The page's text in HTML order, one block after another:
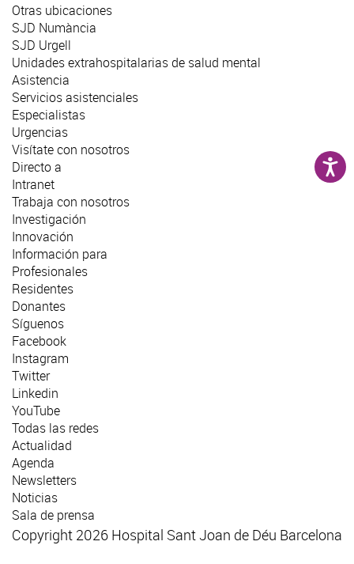
Otras ubicaciones
SJD Numància
SJD Urgell
Unidades extrahospitalarias de salud mental
Asistencia
Servicios asistenciales
Especialistas
Urgencias
Visítate con nosotros
Directo a
Intranet
Trabaja con nosotros
Investigación
Innovación
Información para
Profesionales
Residentes
Donantes
Síguenos
Facebook
Instagram
Twitter
Linkedin
YouTube
Todas las redes
Actualidad
Agenda
Newsletters
Noticias
Sala de prensa
Copyright 2026 Hospital Sant Joan de Déu Barcelona